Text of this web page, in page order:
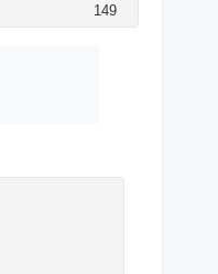
149